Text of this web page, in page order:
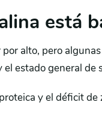
está
alto, pero
estado general de
y el déficit de